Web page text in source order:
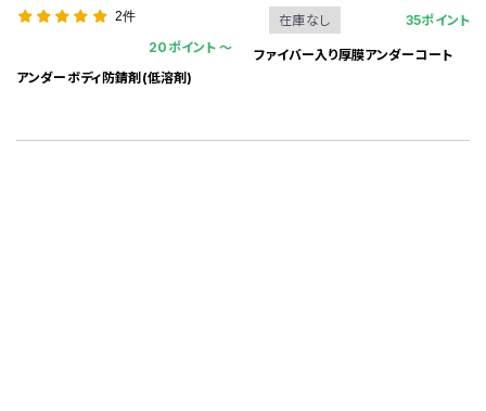
2件
20ポイント 〜
アンダーボディ防錆剤(低溶剤)
在庫なし 35ポイント
ファイバー入り厚膜アンダーコート